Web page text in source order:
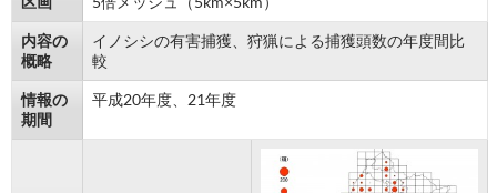
内容の
概略
イノシシの有害捕獲、狩猟による捕獲頭数の年度間比
較
情報の
期間
平成20年度、21年度